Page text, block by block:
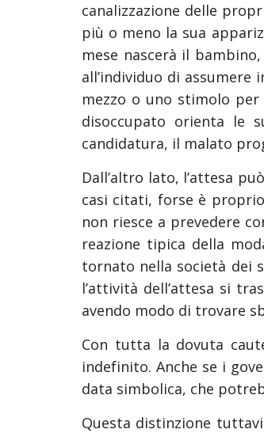
canalizzazione delle
più o meno la sua
mese nascerà il
all’individuo di
mezzo o uno stimolo
disoccupato orienta le
candidatura, il malato
Dall’altro lato, l’attesa
casi citati, forse è
non riesce a prevedere
reazione tipica della
tornato nella società dei
l’attività dell’attesa si
avendo modo di trovare
Con tutta la dovuta
indefinito. Anche se i
data simbolica, che
Questa distinzione